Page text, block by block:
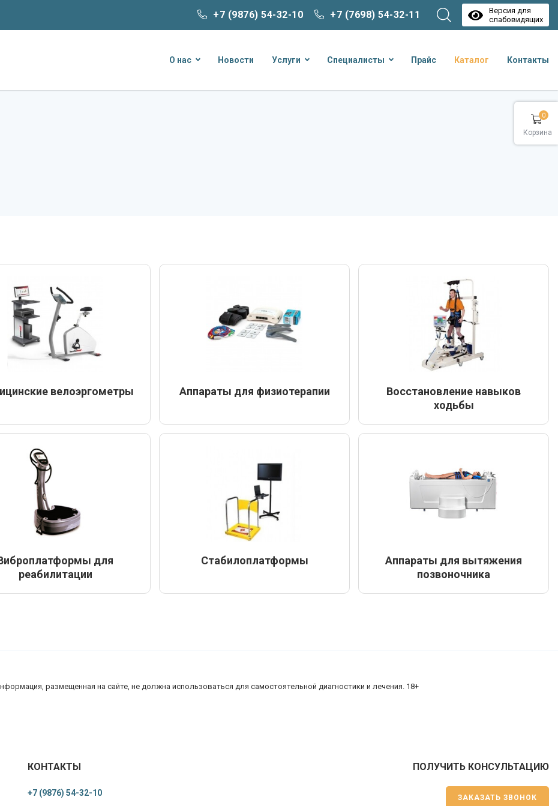
0
Корзина
+7 (9876) 54-32-10 +7 (7698) 54-32-11
Версия для
слабовидящих
О нас Новости Услуги Специалисты Прайс Каталог Контакты
велоэргометры Аппараты для физиотерапии
Восстановление навыков
ходьбы
для
реабилитации
Стабилоплатформы
Аппараты для вытяжения
позвоночника
размещенная на сайте, не должна использоваться для самостоятельной диагностики и лечения. 18+
КОНТАКТЫ
+7 (9876) 54-32-10
ПОЛУЧИТЬ КОНСУЛЬТАЦИЮ
ЗАКАЗАТЬ ЗВОНОК